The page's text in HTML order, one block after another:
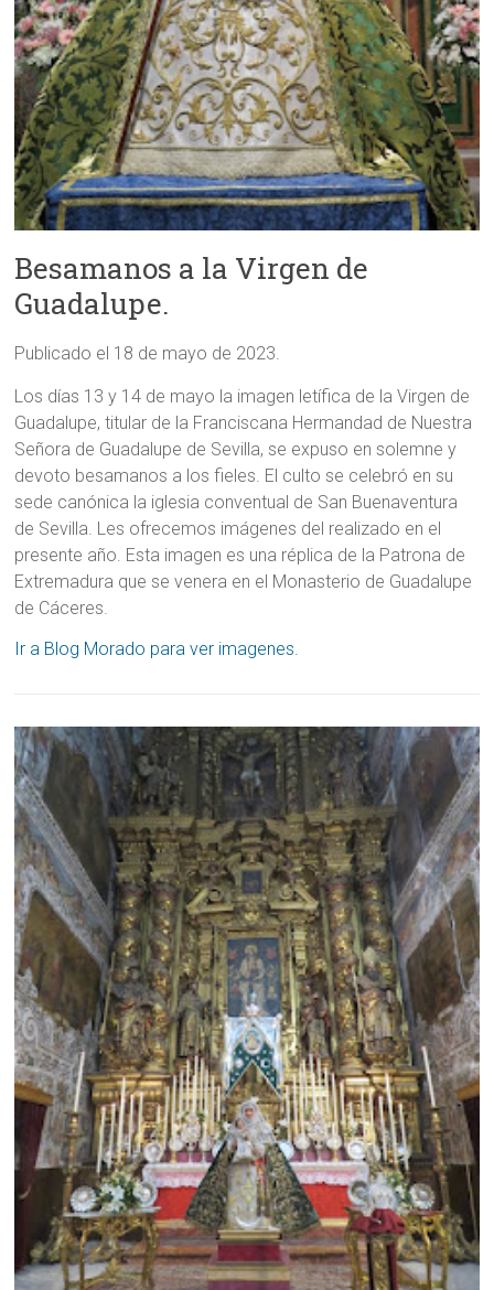
Besamanos a la Virgen de
Guadalupe.
Publicado el 18 de mayo de 2023.
Los días 13 y 14 de mayo la imagen letífica de la Virgen de
Guadalupe, titular de la Franciscana Hermandad de Nuestra
Señora de Guadalupe de Sevilla, se expuso en solemne y
devoto besamanos a los fieles. El culto se celebró en su
sede canónica la iglesia conventual de San Buenaventura
de Sevilla. Les ofrecemos imágenes del realizado en el
presente año. Esta imagen es una réplica de la Patrona de
Extremadura que se venera en el Monasterio de Guadalupe
de Cáceres.
Ir a Blog Morado para ver imagenes.